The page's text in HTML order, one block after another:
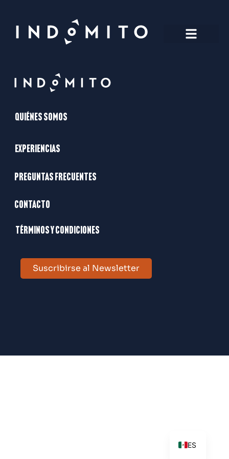
Quiénes somos
Experiencias
Preguntas frecuentes
Contacto
Términos y condiciones
Suscribirse al Newsletter
ES